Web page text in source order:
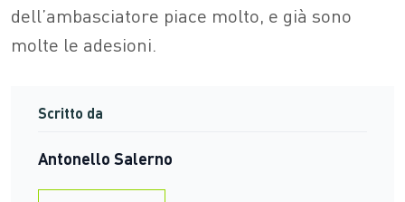
dell’ambasciatore piace molto, e già sono
molte le adesioni.
Scritto da
Antonello Salerno